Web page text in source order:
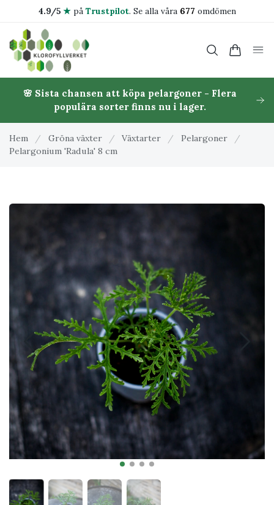
4.9/5 ★på Trustpilot. Se alla våra 677 omdömen
🌸 Sista chansen att köpa pelargoner - Flera
populära sorter finns nu i lager.
Hem / Gröna växter / Växtarter / Pelargoner
/
Pelargonium 'Radula' 8 cm